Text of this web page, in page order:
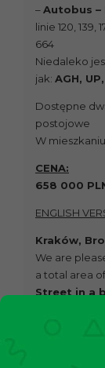
–Autobus –
linie 120, 139,
664
Niedaleko
jak: AGH,
Dostępne
postojowe
W
CENA:
658 000
ENGLISH
Kraków,
We are
a total area of
Street in a
This
6th